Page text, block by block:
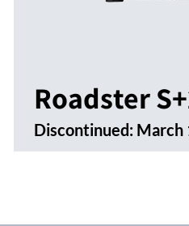
Roadster
Discontinued: March